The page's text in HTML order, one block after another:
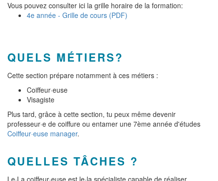
Vous pouvez consulter ici la grille horaire de la formation:
4e année - Grille de cours (PDF)
QUELS MÉTIERS?
Cette section prépare notamment à ces métiers :
Coiffeur·euse
Visagiste
Plus tard, grâce à cette section, tu peux même devenir
professeur·e de coiffure ou entamer une 7ème année d'études
Coiffeur·euse manager.
QUELLES TÂCHES ?
Le·La coiffeur·euse est le·la spécialiste capable de réaliser